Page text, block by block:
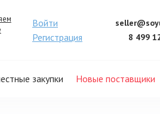
Войти
Регистрация
8 499
закупки Новые поставщики